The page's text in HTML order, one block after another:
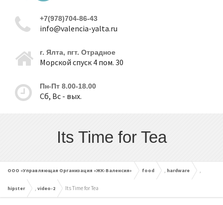
remove_circle_outline
Уменьшить
Контрастность
Светлая
Reset
all
+7(978)704-86-43
info@valencia-yalta.ru
г. Ялта, пгт. Отрадное
Морской спуск 4 пом. 30
Пн-Пт 8.00-18.00
Сб, Вс - вых.
Its Time for Tea
ООО «Управляющая Организация «ЖК-Валенсия» food , hardware ,
hipster , video-2 Its Time for Tea